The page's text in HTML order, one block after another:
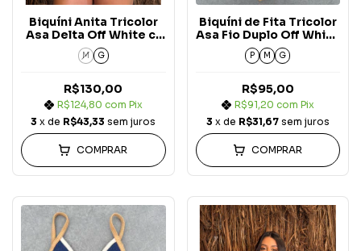
Biquíni Anita Tricolor
Asa Delta Off White c/
Azul Marinho e Areia
Carmel Blue Jeans
M G
R$130,00
R$124,80 com Pix
3 x de R$43,33 sem juros
COMPRAR
Biquíni de Fita Tricolor
Asa Fio Duplo Off White
c/ Azul Marinho e Areia
Carmel Blue Jeans
P M G
R$95,00
R$91,20 com Pix
3 x de R$31,67 sem juros
COMPRAR